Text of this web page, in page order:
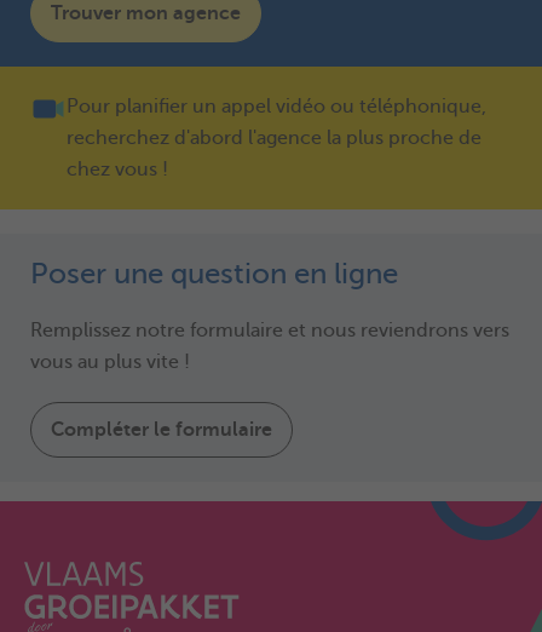
Trouver mon agence
Pour planifier un appel vidéo ou téléphonique,
recherchez d'abord l'agence la plus proche de
chez vous !
Poser une question en ligne
Remplissez notre formulaire et nous reviendrons vers
vous au plus vite !
Compléter le formulaire